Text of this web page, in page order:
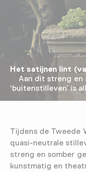
Het satijnen lint
Aan dit streng en
‘buitenstilleven’ is
Tijdens de Tweede
quasi-neutrale
streng en somber
kunstmatig en